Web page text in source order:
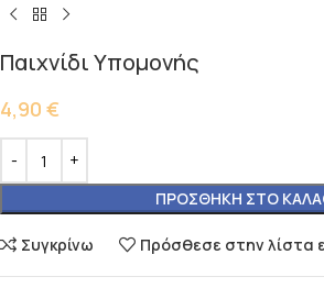
Παιχνίδι Υπομονής
4,90 €
ΠΡΟΣΘΉΚΗ ΣΤΟ
Συγκρίνω Πρόσθεσε στην λίστα